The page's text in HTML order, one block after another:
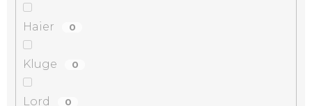
Haier 0
Kluge 0
Lord 0